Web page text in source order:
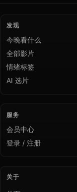
发现
今晚看什么
全部影片
情绪标签
AI 选片
服务
会员中心
登录 / 注册
关于